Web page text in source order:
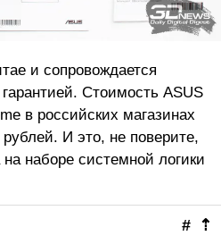
и сопровождается
Стоимость ASUS
в российских магазинах
И это, не поверите,
наборе системной логики
⇡
#